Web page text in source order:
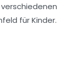
für Kinder.